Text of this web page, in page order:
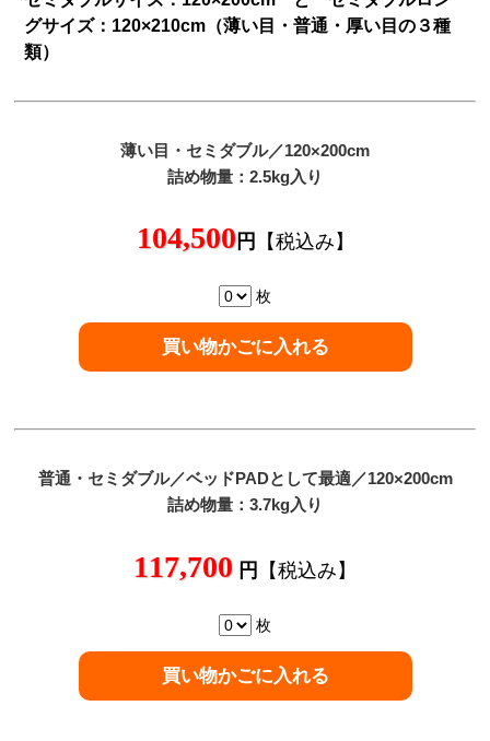
グサイズ：120×210cm（薄い目・普通・厚い目の３種
類）
薄い目 ・セミダブル／120×200cm
詰め物量：2.5kg入り
104,500円 【税込み】
枚
普通 ・セミダブル／ベッドPADとして最適／120×200cm
詰め物量：3.7kg入り
117,700 円 【税込み】
枚